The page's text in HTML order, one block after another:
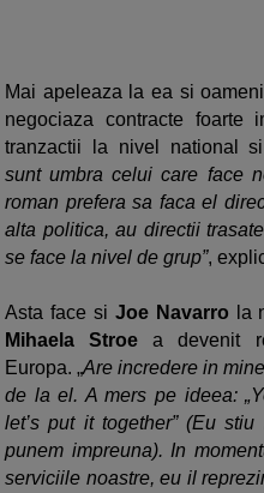
Mai apeleaza la ea si
negociaza contracte foarte
tranzactii la nivel national
sunt umbra celui care face
roman prefera sa faca el
alta politica, au directii
se face la nivel de grup”,
Asta face si Joe Navarro la
Mihaela Stroea devenit
Europa. „Are incredere in
de la el. A mers pe ideea:
let’s put it together” (Eu
punem impreuna). In
serviciile noastre, eu il